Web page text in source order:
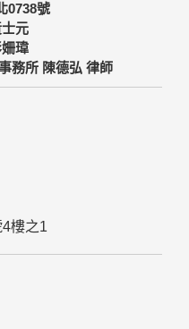
0738號
元
瑋
務所 陳德弘 律師
樓之1